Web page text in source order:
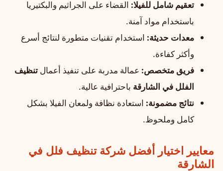
تعقيم شامل للفيلا: القضاء على الجراثيم والبكتيريا
باستخدام مواد آمنة.
معدات حديثة: استخدام تقنيات متطورة لنتائج أسرع
وأكثر كفاءة.
فريق متخصص: عمالة مدربة على تنفيذ أعمال تنظيف
الفلل في الشارقة باحترافية عالية.
نتائج مضمونة: استعادة نظافة ولمعان الفيلا بشكل
كامل وملحوظ.
معايير اختيار أفضل شركة تنظيف فلل في
الشارقة